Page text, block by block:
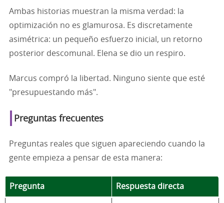
Ambas historias muestran la misma verdad: la
optimización no es glamurosa. Es discretamente
asimétrica: un pequeño esfuerzo inicial, un retorno
posterior descomunal. Elena se dio un respiro.
Marcus compró la libertad. Ninguno siente que esté
"presupuestando más".
Preguntas frecuentes
Preguntas reales que siguen apareciendo cuando la
gente empieza a pensar de esta manera:
Pregunta Respuesta directa